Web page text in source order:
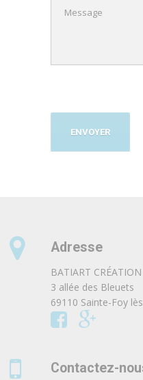
Adresse
BATIART CRÉATION
3 allée des Bleuets
69110 Sainte-Foy
Contactez-